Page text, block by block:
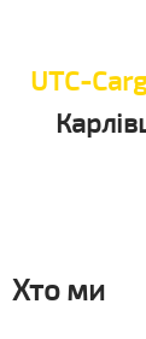
UTC-
Хто ми